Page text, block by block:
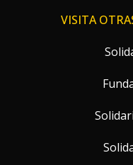
VISITA